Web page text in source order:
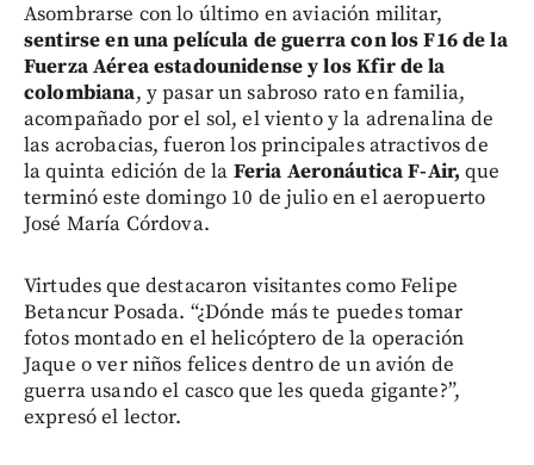
Asombrarse con lo último en aviación militar,
sentirse en una película de guerra con los F16 de la
Fuerza Aérea estadounidense y los Kfir de la
colombiana, y pasar un sabroso rato en familia,
acompañado por el sol, el viento y la adrenalina de
las acrobacias, fueron los principales atractivos de
la quinta edición de la Feria Aeronáutica F-Air, que
terminó este domingo 10 de julio en el aeropuerto
José María Córdova.
Virtudes que destacaron visitantes como Felipe
Betancur Posada. “¿Dónde más te puedes tomar
fotos montado en el helicóptero de la operación
Jaque o ver niños felices dentro de un avión de
guerra usando el casco que les queda gigante?”,
expresó el lector.